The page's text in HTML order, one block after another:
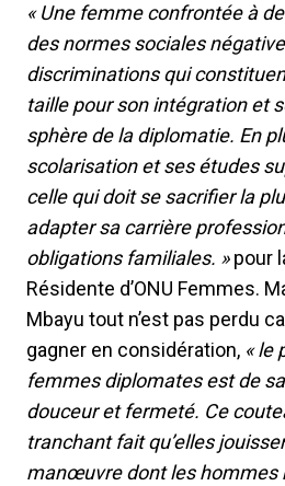
« Une femme confrontée à
des normes sociales
discriminations qui
taille pour son intégration et
sphère de la diplomatie. En
scolarisation et ses études
celle qui doit se sacrifier la
adapter sa carrière
obligations familiales. »pour
Résidente d’ONU Femmes.
Mbayu tout n’est pas perdu
gagner en considération, « le
femmes diplomates est de
douceur et fermeté. Ce
tranchant fait qu’elles
manœuvre dont les hommes